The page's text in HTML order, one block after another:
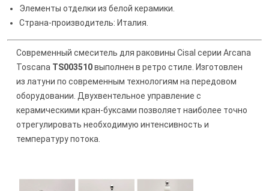
Элементы отделки из белой керамики.
Страна-производитель: Италия.
Современный смеситель для раковины Cisal серии Arcana
Toscana TS003510выполнен в ретро стиле. Изготовлен
из латуни по современным технологиям на передовом
оборудовании. Двухвентельное управление с
керамическими кран-буксами позволяет наиболее точно
отрегулировать необходимую интенсивность и
температуру потока.